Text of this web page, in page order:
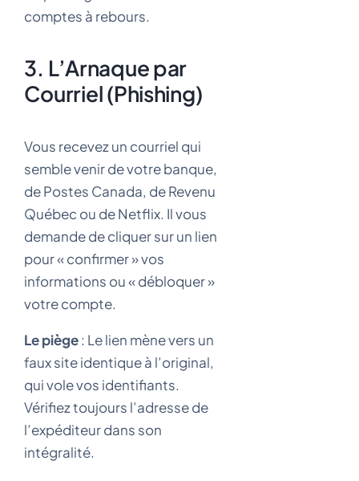
comptes à rebours.
3. L’Arnaque par
Courriel (Phishing)
Vous recevez un courriel qui
semble venir de votre banque,
de Postes Canada, de Revenu
Québec ou de Netflix. Il vous
demande de cliquer sur un lien
pour « confirmer » vos
informations ou « débloquer »
votre compte.
Le piège: Le lien mène vers un
faux site identique à l’original,
qui vole vos identifiants.
Vérifiez toujours l’adresse de
l’expéditeur dans son
intégralité.